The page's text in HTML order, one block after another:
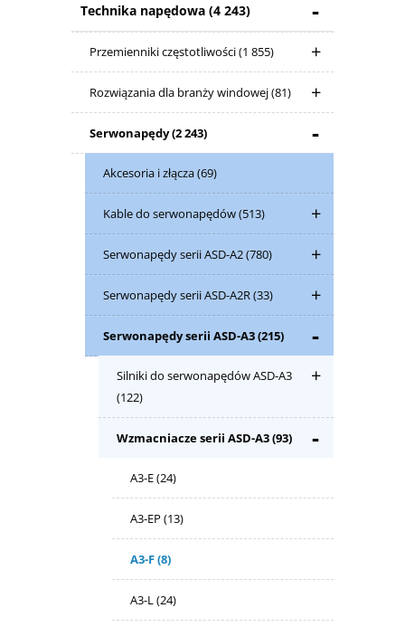
Technika napędowa (4 243)
Przemienniki częstotliwości(1 855)
Rozwiązania dla branży windowej(81)
Serwonapędy(2 243)
Akcesoria i złącza(69)
Kable do serwonapędów(513)
Serwonapędy serii ASD-A2(780)
Serwonapędy serii ASD-A2R(33)
Serwonapędy serii ASD-A3(215)
Silniki do serwonapędów ASD-A3
(122)
Wzmacniacze serii ASD-A3(93)
A3-E(24)
A3-EP (13)
A3-F(8)
A3-L (24)